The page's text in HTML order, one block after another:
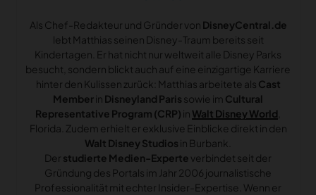
Als Chef-Redakteur und Gründer von DisneyCentral.de
lebt Matthias seinen Disney-Traum bereits seit
Kindertagen. Er hat nicht nur weltweit alle Disney Parks
besucht, sondern blickt auch auf eine einzigartige Karriere
hinter den Kulissen zurück: Matthias arbeitete als Cast
Memberin Disneyland Paris sowie im Cultural
Representative Program (CRP) in Walt Disney World
Florida. Zudem erhielt er exklusive Einblicke direkt in den
Walt Disney Studios in Burbank.
Der studierte Medien-Experte verbindet seit der
Gründung des Portals im Jahr 2006 journalistische
Professionalität mit echter Insider-Expertise. Wenn er